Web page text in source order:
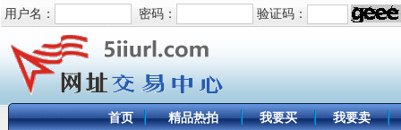
用户名： 密码： 验证码：
首页 精品热拍 我要买 我要卖